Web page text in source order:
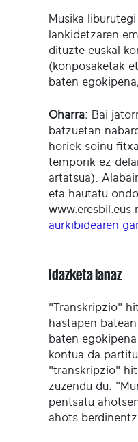
Musika
lankidetzaren
dituzte euskal
(konposaketak
baten
Oharra: Bai
batzuetan
horiek soinu
temporik ez
artatsua).
eta hautatu
www.eresbil.eus
aurkibidearen
Idazketa lanaz
"Transkripzio"
hastapen
baten
kontua da
"transkripzio"
zuzendu du.
pentsatu
ahots